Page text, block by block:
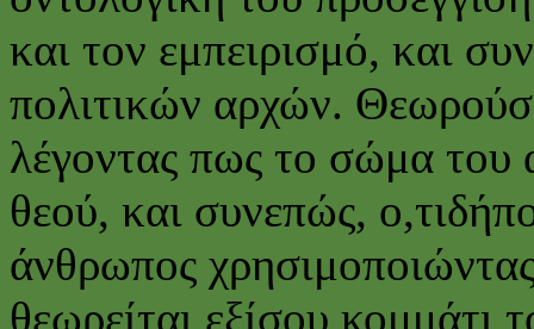
και τον εμπειρισμό, και
πολιτικών αρχών.
λέγοντας πως το σώμα του
θεού, και συνεπώς,
άνθρωπος
θεωρείται εξίσου κομμάτι